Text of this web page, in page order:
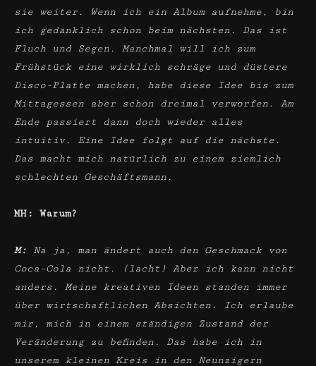
sie weiter. Wenn ich ein Album aufnehme, bin
ich gedanklich schon beim nächsten. Das ist
Fluch und Segen. Manchmal will ich zum
Frühstück eine wirklich schräge und düstere
Disco-Platte machen, habe diese Idee bis zum
Mittagessen aber schon dreimal verworfen. Am
Ende passiert dann doch wieder alles
intuitiv. Eine Idee folgt auf die nächste.
Das macht mich natürlich zu einem ziemlich
schlechten Geschäftsmann.
MH: Warum?
M: Na ja, man ändert auch den Geschmack von
Coca-Cola nicht. (lacht) Aber ich kann nicht
anders. Meine kreativen Ideen standen immer
über wirtschaftlichen Absichten. Ich erlaube
mir, mich in einem ständigen Zustand der
Veränderung zu befinden. Das habe ich in
unserem kleinen Kreis in den Neunzigern